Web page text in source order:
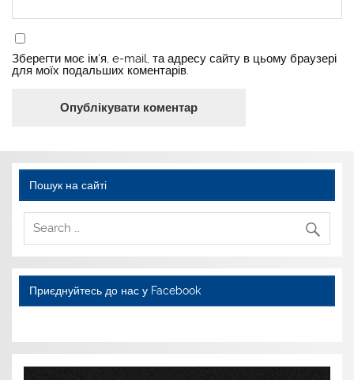
Зберегти моє ім'я, e-mail, та адресу сайту в цьому браузері
для моїх подальших коментарів.
Пошук на сайті
Приєднуйтесь до нас у Facebook